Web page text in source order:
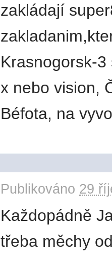
zakládají
Krasnogorsk-
x nebo vision,
Béfota, na
Publikováno 29
Každopádně
třeba měchy